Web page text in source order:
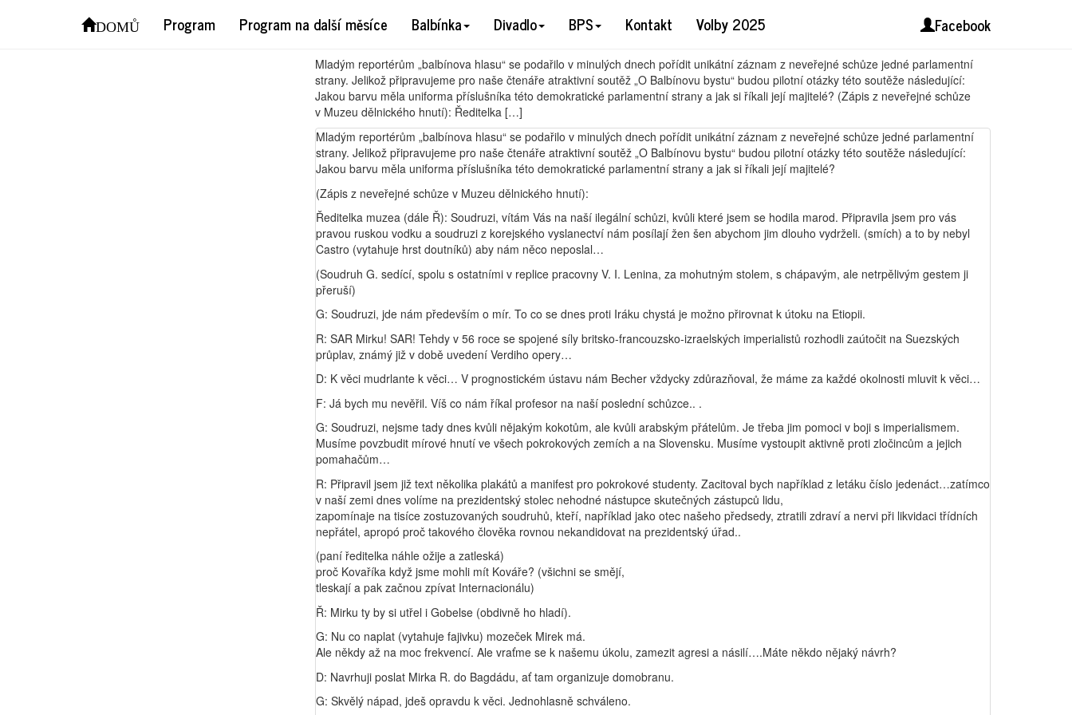
DOMŮ Program Program na další měsíce Balbínka Divadlo BPS Kontakt Volby 2025 Facebook
Zápis ze schůze jedné parlamentní strany (2006)
Mladým reportérům „balbínova hlasu“ se podařilo v minulých dnech pořídit unikátní záznam z neveřejné schůze jedné parlamentní
strany. Jelikož připravujeme pro naše čtenáře atraktivní soutěž „O Balbínovu bystu“ budou pilotní otázky této soutěže následující:
Jakou barvu měla uniforma příslušníka této demokratické parlamentní strany a jak si říkali její majitelé? (Zápis z neveřejné schůze
v Muzeu dělnického hnutí): Ředitelka […]
Mladým reportérům „balbínova hlasu“ se podařilo v minulých dnech pořídit unikátní záznam z neveřejné schůze jedné parlamentní
strany. Jelikož připravujeme pro naše čtenáře atraktivní soutěž „O Balbínovu bystu“ budou pilotní otázky této soutěže následující:
Jakou barvu měla uniforma příslušníka této demokratické parlamentní strany a jak si říkali její majitelé?
(Zápis z neveřejné schůze v Muzeu dělnického hnutí):
Ředitelka muzea (dále Ř): Soudruzi, vítám Vás na naší ilegální schůzi, kvůli které jsem se hodila marod. Připravila jsem pro vás
pravou ruskou vodku a soudruzi z korejského vyslanectví nám posílají žen šen abychom jim dlouho vydrželi. (smích) a to by nebyl
Castro (vytahuje hrst doutníků) aby nám něco neposlal…
(Soudruh G. sedící, spolu s ostatními v replice pracovny V. I. Lenina, za mohutným stolem, s chápavým, ale netrpělivým gestem ji
přeruší)
G: Soudruzi, jde nám především o mír. To co se dnes proti Iráku chystá je možno přirovnat k útoku na Etiopii.
R: SAR Mirku! SAR! Tehdy v 56 roce se spojené síly britsko-francouzsko-izraelských imperialistů rozhodli zaútočit na Suezských
průplav, známý již v době uvedení Verdiho opery…
D: K věci mudrlante k věci… V prognostickém ústavu nám Becher vždycky zdůrazňoval, že máme za každé okolnosti mluvit k věci…
F: Já bych mu nevěřil. Víš co nám říkal profesor na naší poslední schůzce.. .
G: Soudruzi, nejsme tady dnes kvůli nějakým kokotům, ale kvůli arabským přátelům. Je třeba jim pomoci v boji s imperialismem.
Musíme povzbudit mírové hnutí ve všech pokrokových zemích a na Slovensku. Musíme vystoupit aktivně proti zločincům a jejich
pomahačům…
R: Připravil jsem již text několika plakátů a manifest pro pokrokové studenty. Zacitoval bych například z letáku číslo jedenáct…zatímco
v naší zemi dnes volíme na prezidentský stolec nehodné nástupce skutečných zástupců lidu,
zapomínaje na tisíce zostuzovaných soudruhů, kteří, například jako otec našeho předsedy, ztratili zdraví a nervi při likvidaci třídních
nepřátel, apropó proč takového člověka rovnou nekandidovat na prezidentský úřad..
(paní ředitelka náhle ožije a zatleská)
proč Kovaříka když jsme mohli mít Kováře? (všichni se smějí,
tleskají a pak začnou zpívat Internacionálu)
Ř: Mirku ty by si utřel i Gobelse (obdivně ho hladí).
G: Nu co naplat (vytahuje fajivku) mozeček Mirek má.
Ale někdy až na moc frekvencí. Ale vraťme se k našemu úkolu, zamezit agresi a násilí….Máte někdo nějaký návrh?
D: Navrhuji poslat Mirka R. do Bagdádu, ať tam organizuje domobranu.
G: Skvělý nápad, jdeš opravdu k věci. Jednohlasně schváleno.